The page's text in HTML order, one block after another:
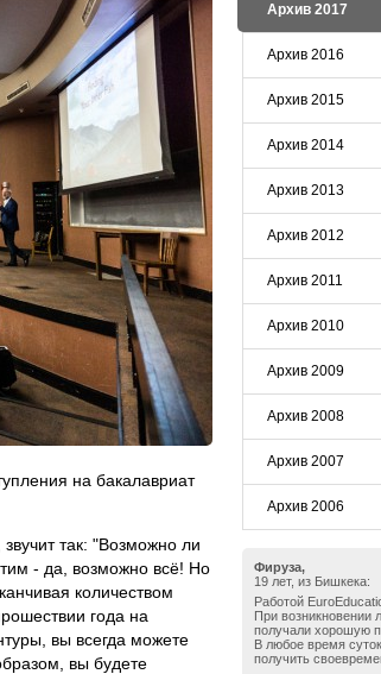
Архив 2017
Архив 2016
Архив 2015
Архив 2014
Архив 2013
Архив 2012
Архив 2011
Архив 2010
Архив 2009
Архив 2008
Архив 2007
Архив 2006
Фируза,
19 лет, из Бишкека:
Работой
При возникновении
получали хорошую
В любое время
получить
на бакалавриат
так: "Возможно ли
- да, возможно всё! Но
количеством
года на
вы всегда можете
вы будете